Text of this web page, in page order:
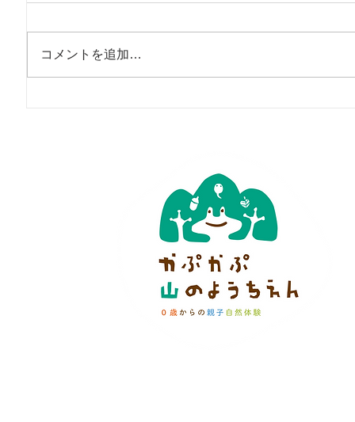
コメントを追加…